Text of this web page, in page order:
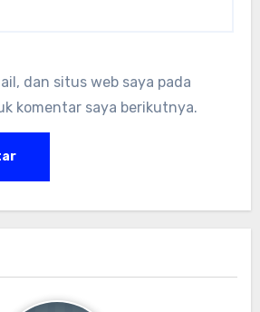
dan situs web saya pada
komentar saya berikutnya.